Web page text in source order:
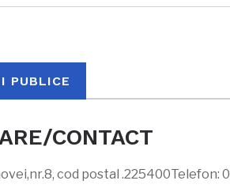
PUBLICE
CONTACT
cod postal .225400Telefon: